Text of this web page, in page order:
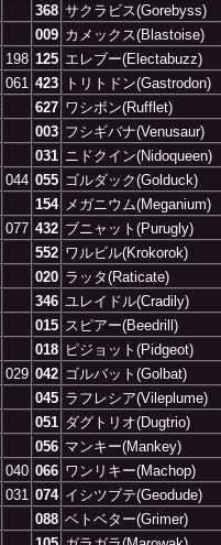
368 サクラビス(Gorebyss)
009 カメックス(Blastoise)
198 125 エレブー(Electabuzz)
061 423
トリトドン(Gastrodon)
627 ワシボン(Rufflet)
003 フシギバナ(Venusaur)
031 ニドクイン(Nidoqueen)
044 055 ゴルダック(Golduck)
154
メガニウム(Meganium)
077 432 ブニャット(Purugly)
552 ワルビル(Krokorok)
020 ラッタ(Raticate)
346 ユレイドル(Cradily)
015 スピアー(Beedrill)
018 ピジョット(Pidgeot)
029 042 ゴルバット(Golbat)
045 ラフレシア(Vileplume)
051 ダグトリオ(Dugtrio)
056 マンキー(Mankey)
040 066 ワンリキー(Machop)
031 074 イシツブテ(Geodude)
088 ベトベター(Grimer)